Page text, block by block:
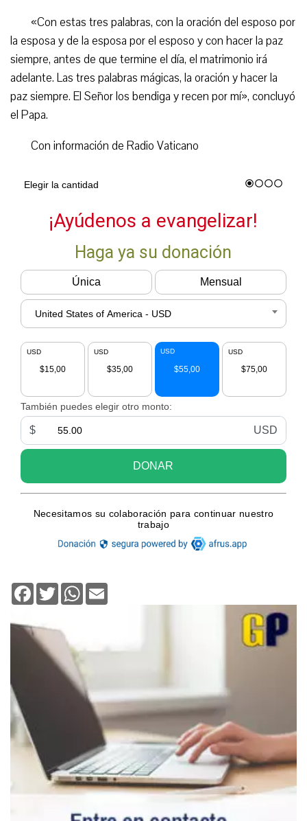
«Con estas tres palabras, con la oración del esposo por
la esposa y de la esposa por el esposo y con hacer la paz
siempre, antes de que termine el día, el matrimonio irá
adelante. Las tres palabras mágicas, la oración y hacer la
paz siempre. El Señor los bendiga y recen por mí», concluyó
el Papa.
Con información de Radio Vaticano
Facebook
TwitterWhatsApp